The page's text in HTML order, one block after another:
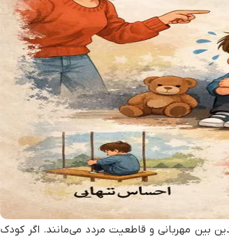
بین مهربانی و قاطعیت مردد می‌مانند. اگر کودک